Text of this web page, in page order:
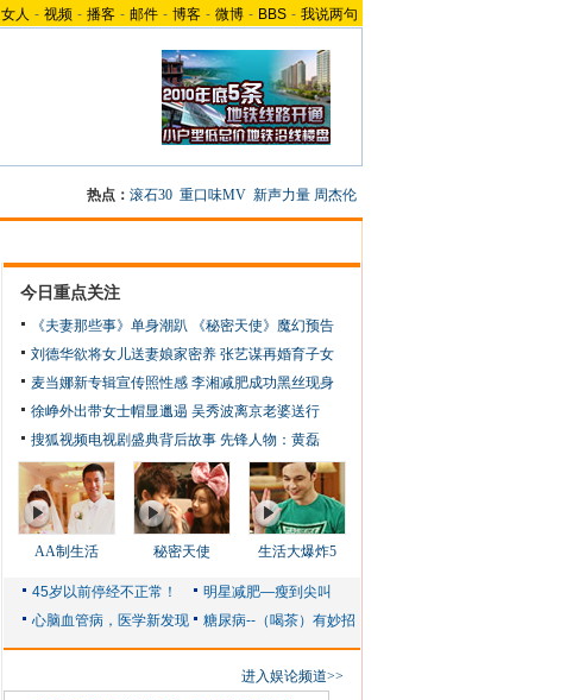
女人 - 视频 - 播客 - 邮件 - 博客 - 微博 - BBS - 我说两句
热点： 滚石30 重口味MV 新声力量 周杰伦
今日重点关注
《夫妻那些事》单身潮趴
《秘密天使》魔幻预告
刘德华欲将女儿送妻娘家密养 张艺谋再婚育子女
麦当娜新专辑宣传照性感 李湘减肥成功黑丝现身
徐峥外出带女士帽显邋遢 吴秀波离京老婆送行
搜狐视频电视剧盛典背后故事 先锋人物：黄磊
AA制生活 秘密天使 生活大爆炸5
进入娱论频道>>